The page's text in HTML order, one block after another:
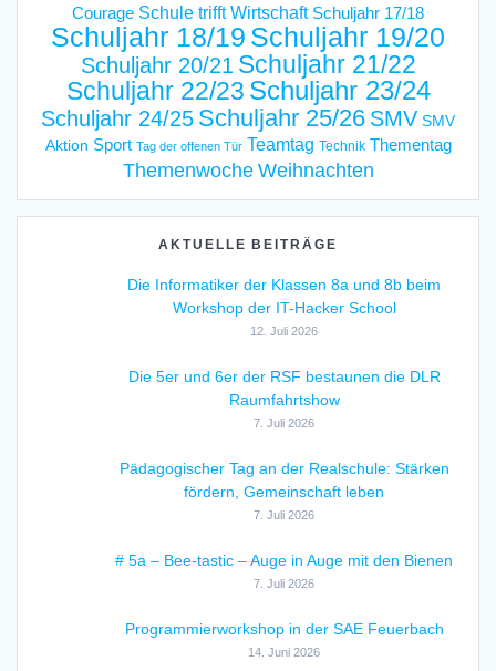
Courage Schule trifft Wirtschaft Schuljahr 17/18
Schuljahr 18/19 Schuljahr 19/20
Schuljahr 20/21 Schuljahr 21/22
Schuljahr 22/23 Schuljahr 23/24
Schuljahr 24/25 Schuljahr 25/26 SMV SMV
Aktion Sport Tag der offenen Tür Teamtag Technik Thementag
Themenwoche Weihnachten
AKTUELLE BEITRÄGE
Die Informatiker der Klassen 8a und 8b beim
Workshop der IT-Hacker School
12. Juli 2026
Die 5er und 6er der RSF bestaunen die DLR
Raumfahrtshow
7. Juli 2026
Pädagogischer Tag an der Realschule: Stärken
fördern, Gemeinschaft leben
7. Juli 2026
# 5a – Bee-tastic – Auge in Auge mit den Bienen
7. Juli 2026
Programmierworkshop in der SAE Feuerbach
14. Juni 2026